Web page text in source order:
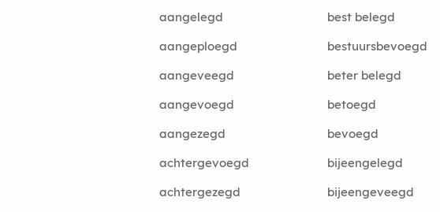
aangelegd
best belegd
aangeploegd
bestuursbevoegd
aangeveegd
beter belegd
aangevoegd
betoegd
aangezegd
bevoegd
achtergevoegd
bijeengelegd
achtergezegd
bijeengeveegd